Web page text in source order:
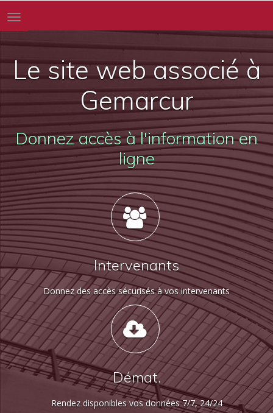
Toggle
navigation
Le site web associé à
Gemarcur
Donnez accès à l'information en
ligne
Intervenants
Donnez des accès sécurisés à vos intervenants
Démat.
Rendez disponibles vos données 7/7, 24/24